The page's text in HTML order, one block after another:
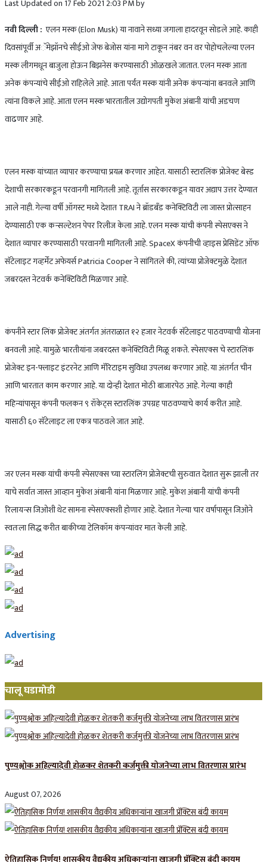
Last Updated on 17 Feb 2021 2:03 PM by
नवी दिल्ली :एलन मस्क (Elon Musk) या नावाने सध्या जगाला हादरवून सोडले आहे. काही
दिवसांपूर्वी अॅमेझॉनचे सीईओ जेफ बेजोस यांना मागे टाकून नंबर वन वर पोहोचलेल्या एलन
मस्क लीगमधून बाजुला होऊन बिझनेस करण्यासाठी ओळखले जातात. एलन मस्क आता
अनेक कंपन्यांचे सीईओ राहिलेले आहे. आता पर्यंत मस्क यांनी अनेक कंपन्यांना बनवले आणि
त्यांना विकले आहे. आता एलन मस्क भारतातील उद्योगपती मुकेश अंबानी यांची अडचण
वाढणार आहे.
एलन मस्क यांच्यात व्यापार करण्याचा प्रयत्न करणार आहेत. यासाठी स्टारलिंक प्रोजेक्ट बेस्ड
देशाची सरकारकडून परवानगी मागितली आहे. तूर्तास सरकारकडून यावर अद्याप उत्तर देण्यात
आले नाही. गेल्या वर्षी ऑगस्ट मध्ये देशात TRAI ने ब्रॉडबँड कनेक्टिविटी ला जास्त प्रोत्साहन
देण्यासाठी एक कन्सल्टेशन पेपर रिलीज केला आहे. एलन मस्क यांची कंपनी स्पेसएक्स ने
देशात व्यापार करण्यासाठी परवानगी मागितली आहे. SpaceX कंपनीची व्हाइस प्रेसिडेंट ऑफ
सॅटेलाइट गव्हर्मेंट अफेयर्स Patricia Cooper ने सांगितले की, त्यांच्या प्रोजेक्टमुळे देशात
जबरदस्त नेटवर्क कनेक्टिविटी मिळणार आहे.
कंपनीने स्टार लिंक प्रोजेक्ट अंतर्गत अंतराळात १२ हजार नेटवर्क सॅटेलाइट पाठवण्याची योजना
बनवली आहे. यामुळे भारतीयांना जबरदस्त कनेक्टिविटी मिळू शकते. स्पेसएक्स चे स्टारलिंक
प्रोजेक्ट इन-फ्लाइट इंटरनेट आणि मॅरिटाइम सुविधा उपलब्ध करणार आहे. या अंतर्गत चीन
आणि भारतात काम करणार आहे. या दोन्ही देशात मोठी बाजारपेठ आहे. गेल्या काही
महिन्यांपासून कंपनी फलकन ९ रॉकेट्स स्टारलिंक उपग्रह पाठवण्याचे कार्य करीत आहे.
यासाठी ६० सॅटेलाइट ला एकत्र पाठवले जात आहे.
जर एलन मस्क यांची कंपनी स्पेसएक्स च्या स्टारलिंग प्रोजेक्टची सुरुवात देशात सुरू झाली तर
याचे सर्वात जास्त आव्हान मुकेश अंबानी यांना मिळणार आहे. मुकेश अंबानी यांची कंपनी
रिलायन्स जिओशी थेट सामना स्पेसएक्सशी होणार आहे. देशात गेल्या चार वर्षापासून जिओने
स्वतःला सिद्ध करीत बाकीच्या टेलिकॉम कंपन्यांवर मात केली आहे.
Advertising
चालू घडामोडी
पुण्यश्लोक अहिल्यादेवी होळकर शेतकरी कर्जमुक्ती योजनेच्या लाभ वितरणास प्रारंभ
August 07, 2026
ऐतिहासिक निर्णय! शासकीय वैद्यकीय अधिकाऱ्यांना खाजगी प्रॅक्टिस बंदी कायम